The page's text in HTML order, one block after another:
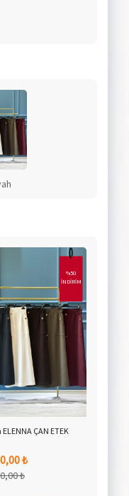
%50
İNDİRİM
ÇAN ETEK
₺
₺